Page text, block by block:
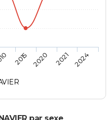
2015 2020 2021 2024